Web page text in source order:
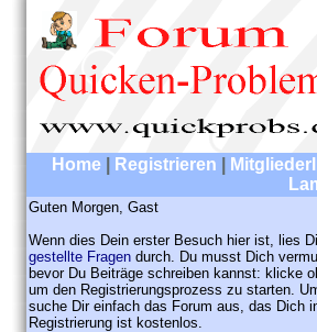
Home Registrieren
Guten Morgen, Gast
Wenn dies Dein erster Besuch hier ist, lies
gestellte Fragen durch. Du musst Dich
bevor Du Beiträge schreiben kannst: klicke
um den Registrierungsprozess zu starten.
suche Dir einfach das Forum aus, das Dich
Registrierung ist kostenlos.